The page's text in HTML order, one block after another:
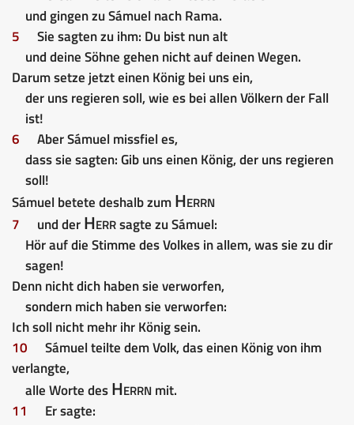
und gingen zu Sámuel nach Rama.
5
Sie sagten zu ihm: Du bist nun alt
und deine Söhne gehen nicht auf deinen Wegen.
Darum setze jetzt einen König bei uns ein,
der uns regieren soll, wie es bei allen Völkern der Fall
ist!
6
Aber Sámuel missfiel es,
dass sie sagten: Gib uns einen König, der uns regieren
soll!
Sámuel betete deshalb zumHerrn
7 und derHerrsagte zu Sámuel:
Hör auf die Stimme des Volkes in allem, was sie zu dir
sagen!
Denn nicht dich haben sie verworfen,
sondern mich haben sie verworfen:
Ich soll nicht mehr ihr König sein.
10
Sámuel teilte dem Volk, das einen König von ihm
verlangte,
alle Worte desHerrnmit.
11
Er sagte: